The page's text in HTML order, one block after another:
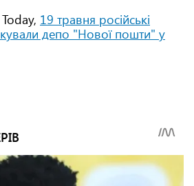
19 травня російські
депо "Нової пошти" у